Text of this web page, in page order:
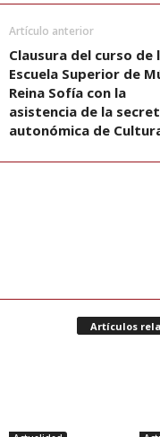
Artículo anterior
Clausura del curso de
Escuela Superior de
Reina Sofía con la
asistencia de la
autonómica de
Artículos